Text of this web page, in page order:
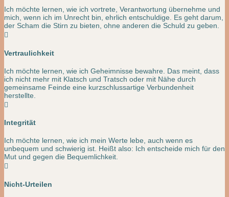
Ich möchte lernen, wie ich vortrete, Verantwortung übernehme und
mich, wenn ich im Unrecht bin, ehrlich entschuldige. Es geht darum,
der Scham die Stirn zu bieten, ohne anderen die Schuld zu geben.

Vertraulichkeit
Ich möchte lernen, wie ich Geheimnisse bewahre. Das meint, dass
ich nicht mehr mit Klatsch und Tratsch oder mit Nähe durch
gemeinsame Feinde eine kurzschlussartige Verbundenheit
herstellte.

Integrität
Ich möchte lernen, wie ich mein Werte lebe, auch wenn es
unbequem und schwierig ist. Heißt also: Ich entscheide mich für den
Mut und gegen die Bequemlichkeit.

Nicht-Urteilen